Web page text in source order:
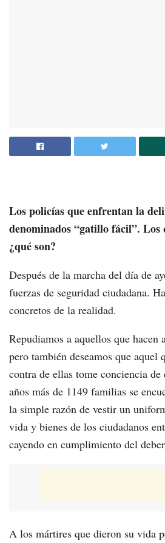
Los policías que enfrentan la
denominados “gatillo fácil”. Los
¿qué son?
Después de la marcha del día de
fuerzas de seguridad ciudadana.
concretos de la realidad.
Repudiamos a aquellos que hacen
pero también deseamos que aquel
contra de ellas tome conciencia
años más de 1149 familias se
la simple razón de vestir un
vida y bienes de los ciudadanos
cayendo en cumplimiento del
A los mártires que dieron su vida